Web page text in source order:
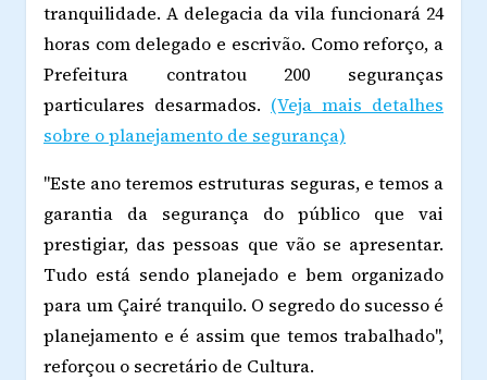
tranquilidade. A delegacia da vila funcionará 24
horas com delegado e escrivão. Como reforço, a
Prefeitura contratou 200 seguranças
particulares desarmados. (Veja mais detalhes
sobre o planejamento de segurança)
"Este ano teremos estruturas seguras, e temos a
garantia da segurança do público que vai
prestigiar, das pessoas que vão se apresentar.
Tudo está sendo planejado e bem organizado
para um Çairé tranquilo. O segredo do sucesso é
planejamento e é assim que temos trabalhado",
reforçou o secretário de Cultura.